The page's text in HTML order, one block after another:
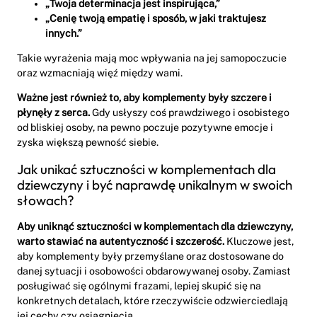
„Twoja determinacja jest inspirująca,”
„Cenię twoją empatię i sposób, w jaki traktujesz
innych.”
Takie wyrażenia mają moc wpływania na jej samopoczucie
oraz wzmacniają więź między wami.
Ważne jest również to, aby komplementy były szczere i
płynęły z serca.Gdy usłyszy coś prawdziwego i osobistego
od bliskiej osoby, na pewno poczuje pozytywne emocje i
zyska większą pewność siebie.
Jak unikać sztuczności w komplementach dla
dziewczyny i być naprawdę unikalnym w swoich
słowach?
Aby uniknąć sztuczności w komplementach dla dziewczyny,
warto stawiać na autentyczność i szczerość. Kluczowe jest,
aby komplementy były przemyślane oraz dostosowane do
danej sytuacji i osobowości obdarowywanej osoby. Zamiast
posługiwać się ogólnymi frazami, lepiej skupić się na
konkretnych detalach, które rzeczywiście odzwierciedlają